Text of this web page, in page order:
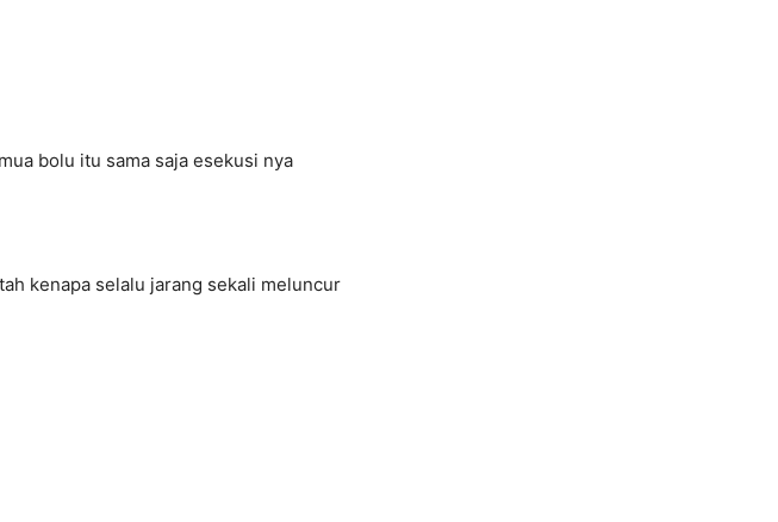
bolu itu sama saja esekusi nya
kenapa selalu jarang sekali meluncur